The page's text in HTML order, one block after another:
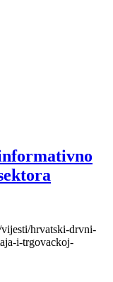
hrvatski-drvni-
i-trgovackoj-